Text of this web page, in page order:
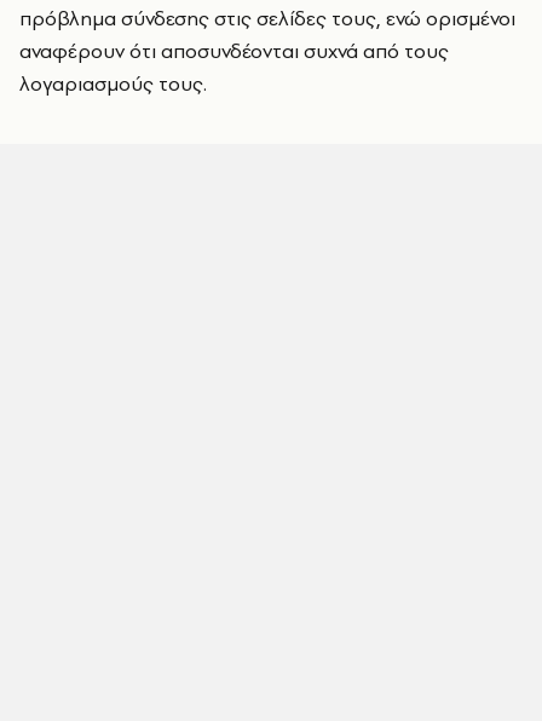
πρόβλημα σύνδεσης στις σελίδες τους, ενώ ορισμένοι
αναφέρουν ότι αποσυνδέονται συχνά από τους
λογαριασμούς τους.